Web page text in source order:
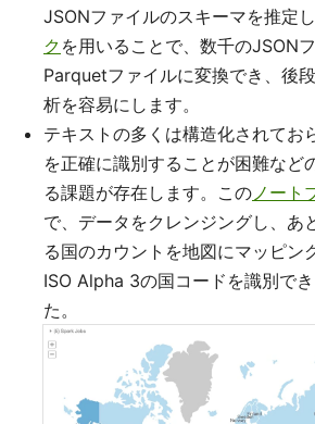
JSONファイルのスキーマを推定
ク を用いることで、数千のJSON
Parquetファイルに変換でき、後
析を容易にします。
テキストの多くは構造化されてお
を正確に識別することが困難など
る課題が存在します。この ノート
で、データをクレンジングし、あ
る国のカウントを地図にマッピン
ISO Alpha 3の国コードを識別で
た。